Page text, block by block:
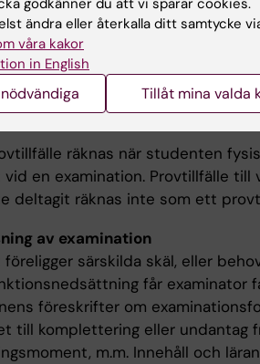
som ej är godkänd efter
ytterligare fem
efter fyra provtillfällen uppmanas
Om studenten
prov ges inte något ytterligare
räknas när studenten
en examination. Provtillfälle
deltagit räknas inte som ett
av examination
särskilda skäl, eller
får examinator
föreskrifter om
till komplettering eller undantag
m.m. Innehåll och
godkänner du att vi sparar cookies.
ändra eller återkalla ditt samtycke
våra kakor
in English
Tillåt mina valda